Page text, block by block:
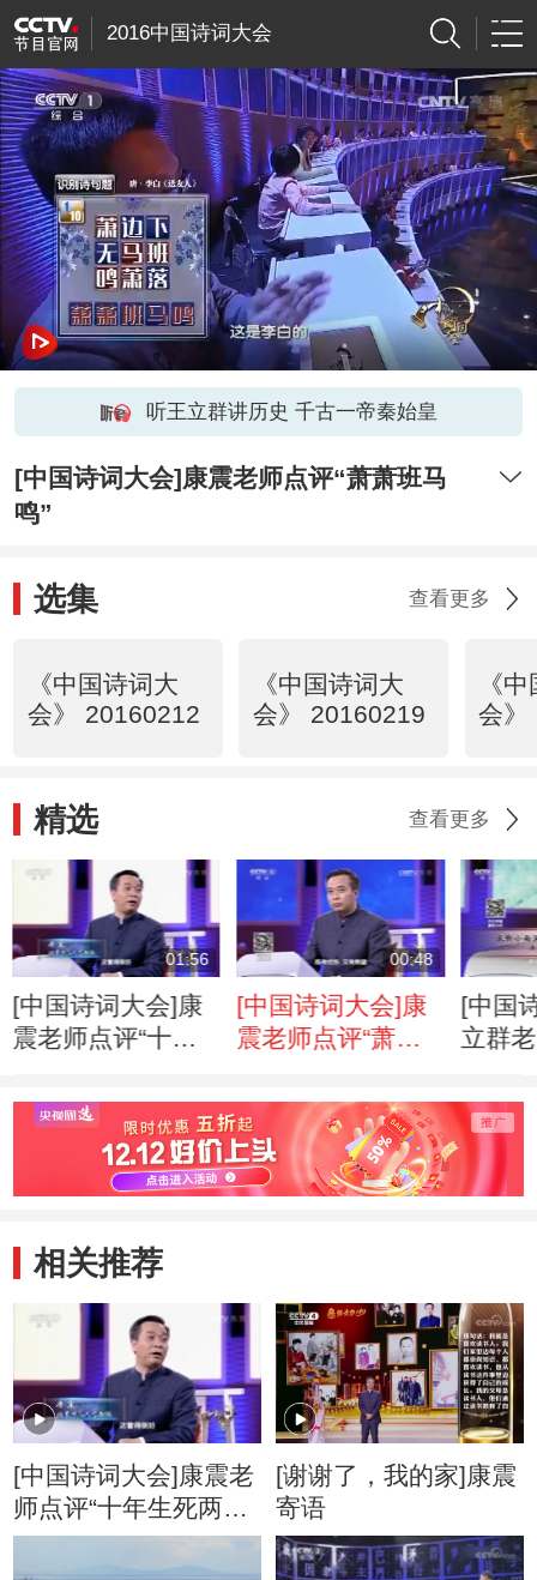
2016中国诗词大会
听王立群讲历史 千古一帝秦始皇
[中国诗词大会]康震老师点评“萧萧班马
鸣”
选集 查看更多
《中国诗词大
会》 20160212
《中国诗词大
会》 20160219
《
会》
精选 查看更多
01:56
[中国诗词大会]康
震老师点评“十年
量，自难忘”
00:48
[中国诗词大会]康
震老师点评“萧萧
[中国
立群
色遥
相关推荐
[中国诗词大会]康震老
师点评“十年生死两茫
茫，不思量，自难忘”
[谢谢了，我的家]康震
寄语